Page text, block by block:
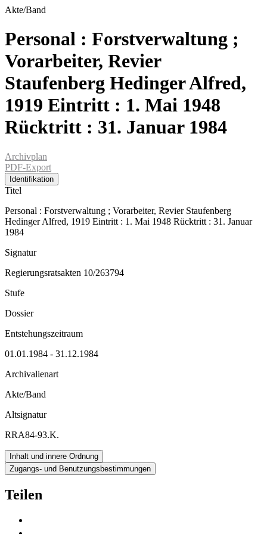
Akte/Band
Personal : Forstverwaltung ;
Vorarbeiter, Revier
Staufenberg Hedinger Alfred,
1919 Eintritt : 1. Mai 1948
Rücktritt : 31. Januar 1984
Archivplan
PDF-Export
Identifikation
Titel
Personal : Forstverwaltung ; Vorarbeiter, Revier Staufenberg
Hedinger Alfred, 1919 Eintritt : 1. Mai 1948 Rücktritt : 31. Januar
1984
Signatur
Regierungsratsakten 10/263794
Stufe
Dossier
Entstehungszeitraum
01.01.1984 - 31.12.1984
Archivalienart
Akte/Band
Altsignatur
RRA84-93.K.
Inhalt und innere Ordnung
Zugangs- und Benutzungsbestimmungen
Teilen